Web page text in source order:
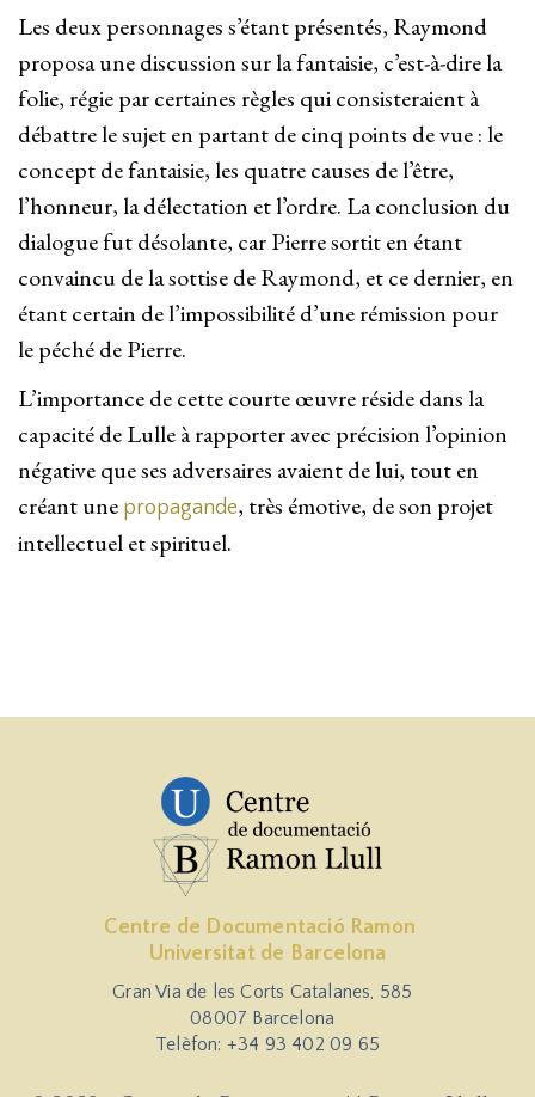
Les deux personnages s’étant présentés, Raymond
proposa une discussion sur la fantaisie, c’est-à-dire la
folie, régie par certaines règles qui consisteraient à
débattre le sujet en partant de cinq points de vue : le
concept de fantaisie, les quatre causes de l’être,
l’honneur, la délectation et l’ordre. La conclusion du
dialogue fut désolante, car Pierre sortit en étant
convaincu de la sottise de Raymond, et ce dernier, en
étant certain de l’impossibilité d’une rémission pour
le péché de Pierre.
L’importance de cette courte œuvre réside dans la
capacité de Lulle à rapporter avec précision l’opinion
négative que ses adversaires avaient de lui, tout en
créant une propagande, très émotive, de son projet
intellectuel et spirituel.
Centre de Documentació Ramon
Universitat de Barcelona
Gran Via de les Corts Catalanes, 585
08007 Barcelona
Telèfon: +34 93 402 09 65